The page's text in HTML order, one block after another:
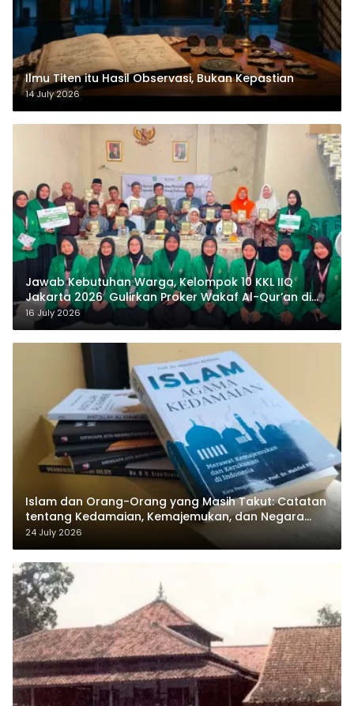
Ilmu Titen itu Hasil Observasi, Bukan Kepastian
14 July 2026
Jawab Kebutuhan Warga, Kelompok 10 KKL IIQ
Jakarta 2026 Gulirkan Proker Wakaf Al-Qur’an di
Sukamanah
16 July 2026
Islam dan Orang-Orang yang Masih Takut: Catatan
tentang Kedamaian, Kemajemukan, dan Negara
dalam Pemikiran Masykuri Abdillah
24 July 2026